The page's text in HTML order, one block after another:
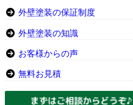
外壁塗装の保証制度
外壁塗装の知識
お客様からの声
無料お見積